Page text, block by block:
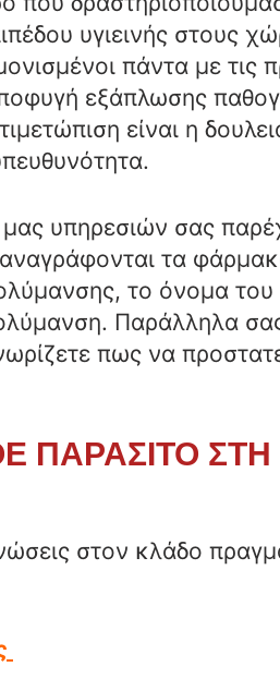
υγιεινής στους
πάντα με τις
εξάπλωσης
είναι η
υπηρεσιών σας
τα
το όνομα του
Παράλληλα
πως να
ΠΑΡΑΣΙΤΟ ΣΤΗ
στον κλάδο